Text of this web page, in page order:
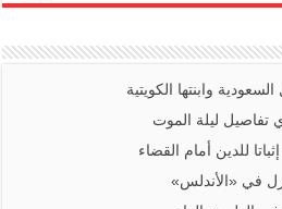
وابنتها الكويتية
ليلة الموت
للدين أمام القضاء
في «الأندلس»